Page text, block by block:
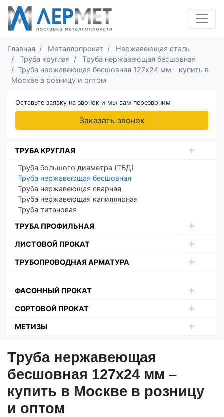
Главная Металлопрокат
Нержавеющая сталь
Труба круглая
Труба нержавеющая бесшовная
Труба нержавеющая бесшовная 127х24 мм – купить в
Москве в розницу и оптом
Оставьте заявку на звонок и мы вам перезвоним
Заказать звонок
ТРУБА КРУГЛАЯ
Труба большого диаметра (ТБД)
Труба нержавеющая бесшовная
Труба нержавеющая сварная
Труба нержавеющая капиллярная
Труба титановая
ТРУБА ПРОФИЛЬНАЯ
ЛИСТОВОЙ ПРОКАТ
ТРУБОПРОВОДНАЯ АРМАТУРА
ФАСОННЫЙ ПРОКАТ
СОРТОВОЙ ПРОКАТ
МЕТИЗЫ
Труба нержавеющая
бесшовная 127х24 мм –
купить в Москве в розницу
и оптом